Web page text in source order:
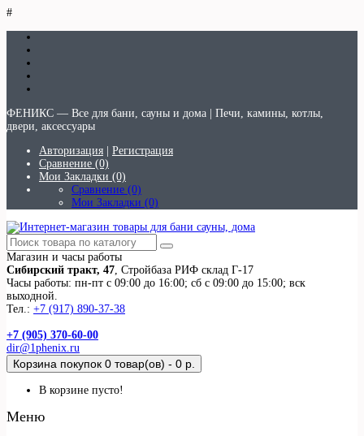
#
ФЕНИКС — Все для бани, сауны и дома | Печи, камины, котлы,
двери, аксессуары
Авторизация
Регистрация
Сравнение (0)
Мои Закладки (0)
Сравнение (0)
Мои Закладки (0)
Магазин и часы работы
Сибирский тракт, 47, Стройбаза РИФ склад Г-17
Часы работы: пн-пт с 09:00 до 16:00; сб с 09:00 до 15:00; вск
выходной.
Тел.: +7 (917) 890-37-38
+7 (905) 370-60-00
dir@1phenix.ru
Корзина покупок 0 товар(ов) - 0 р.
В корзине пусто!
Меню